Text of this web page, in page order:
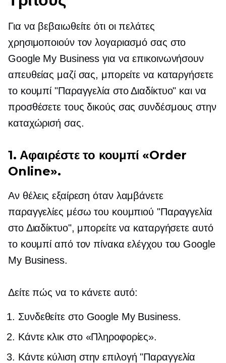
Για να βεβαιωθείτε ότι οι πελάτες
χρησιμοποιούν τον λογαριασμό σας στο
Google My Business για να επικοινωνήσουν
απευθείας μαζί σας, μπορείτε να καταργήσετε
το κουμπί "Παραγγελία στο Διαδίκτυο" και να
προσθέσετε τους δικούς σας συνδέσμους στην
καταχώρισή σας.
1. Αφαιρέστε το κουμπί «Order
Online».
Αν θέλειςεξαίρεση όταν λαμβάνετε
παραγγελίες μέσω του κουμπιού "Παραγγελία
στο Διαδίκτυο", μπορείτε να καταργήσετε αυτό
το κουμπί από τον πίνακα ελέγχου του Google
My Business.
Δείτε πώς να το κάνετε αυτό:
Συνδεθείτε στο Google My Business.
Κάντε κλικ στο «Πληροφορίες».
Κάντε κύλιση στην επιλογή "Παραγγελία